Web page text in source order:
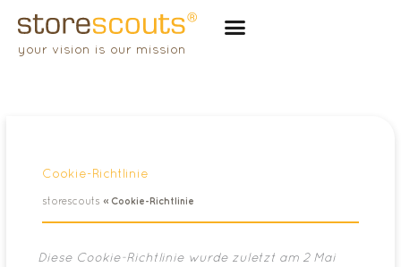
Inhalt
springen
your vision is our mission
Cookie-Richtlinie
storescouts » Cookie-Richtlinie
Diese Cookie-Richtlinie wurde zuletzt am 2 Mai
Consent
Consent
Consent
Consent
Consent